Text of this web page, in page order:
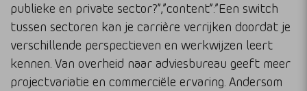
publieke en private sector?”,”content”:”Een switch
tussen sectoren kan je carrière verrijken doordat je
verschillende perspectieven en werkwijzen leert
kennen. Van overheid naar adviesbureau geeft meer
projectvariatie en commerciële ervaring. Andersom